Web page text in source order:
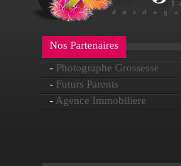
Nos Partenaires
- Photographe Grossesse
- Futurs Parents
- Agence Immobiliere